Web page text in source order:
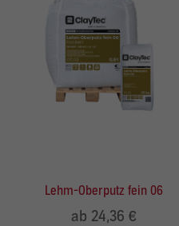
Lehm-Oberputz fein 06
ab 24,36 €